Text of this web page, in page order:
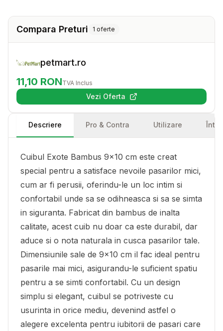
Compara Preturi 1 oferte
petmart.ro
11,10 RONTVA Inclus
Vezi Oferta(se deschide într-o filă nouă)
Descriere Pro & Contra Utilizare
Cuibul Exote Bambus 9x10 cm este creat
special pentru a satisface nevoile pasarilor mici,
cum ar fi perusii, oferindu-le un loc intim si
confortabil unde sa se odihneasca si sa se simta
in siguranta. Fabricat din bambus de inalta
calitate, acest cuib nu doar ca este durabil, dar
aduce si o nota naturala in cusca pasarilor tale.
Dimensiunile sale de 9x10 cm il fac ideal pentru
pasarile mai mici, asigurandu-le suficient spatiu
pentru a se simti confortabil. Cu un design
simplu si elegant, cuibul se potriveste cu
usurinta in orice mediu, devenind astfel o
alegere excelenta pentru iubitorii de pasari care